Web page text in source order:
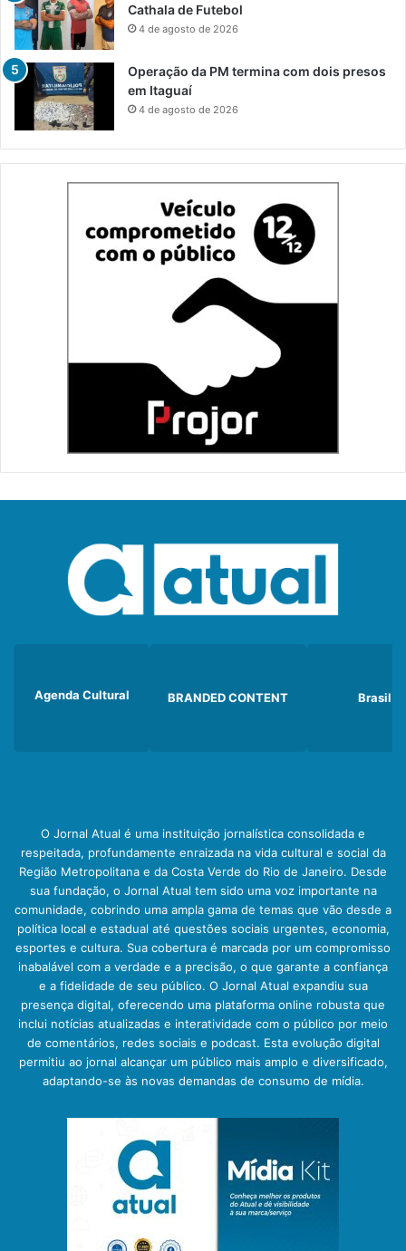
Cathala de Futebol
4 de agosto de 2026
Operação da PM termina com dois presos
em Itaguaí
4 de agosto de 2026
Agenda Cultural BRANDED CONTENT Brasil
O Jornal Atual é uma instituição jornalística consolidada e
respeitada, profundamente enraizada na vida cultural e social da
Região Metropolitana e da Costa Verde do Rio de Janeiro. Desde
sua fundação, o Jornal Atual tem sido uma voz importante na
comunidade, cobrindo uma ampla gama de temas que vão desde a
política local e estadual até questões sociais urgentes, economia,
esportes e cultura. Sua cobertura é marcada por um compromisso
inabalável com a verdade e a precisão, o que garante a confiança
e a fidelidade de seu público. O Jornal Atual expandiu sua
presença digital, oferecendo uma plataforma online robusta que
inclui notícias atualizadas e interatividade com o público por meio
de comentários, redes sociais e podcast. Esta evolução digital
permitiu ao jornal alcançar um público mais amplo e diversificado,
adaptando-se às novas demandas de consumo de mídia.